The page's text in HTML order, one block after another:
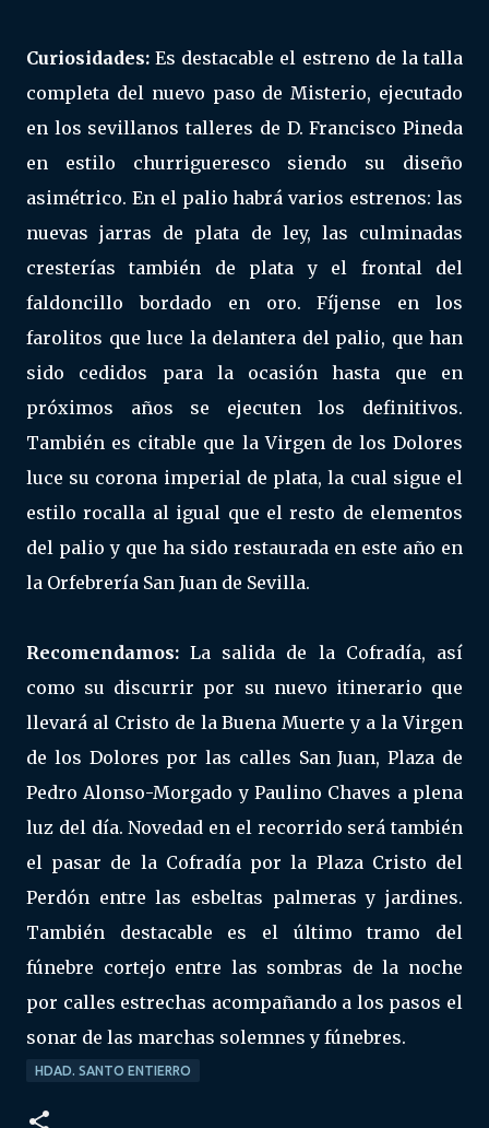
Curiosidades:Es destacable el estreno de la talla
completa del nuevo paso de Misterio, ejecutado
en los sevillanos talleres de D. Francisco Pineda
en estilo churrigueresco siendo su diseño
asimétrico. En el palio habrá varios estrenos: las
nuevas jarras de plata de ley, las culminadas
cresterías también de plata y el frontal del
faldoncillo bordado en oro. Fíjense en los
farolitos que luce la delantera del palio, que han
sido cedidos para la ocasión hasta que en
próximos años se ejecuten los definitivos.
También es citable que la Virgen de los Dolores
luce su corona imperial de plata, la cual sigue el
estilo rocalla al igual que el resto de elementos
del palio y que ha sido restaurada en este año en
la Orfebrería San Juan de Sevilla.
Recomendamos: La salida de la Cofradía, así
como su discurrir por su nuevo itinerario que
llevará al Cristo de la Buena Muerte y a la Virgen
de los Dolores por las calles San Juan, Plaza de
Pedro Alonso-Morgado y Paulino Chaves a plena
luz del día. Novedad en el recorrido será también
el pasar de la Cofradía por la Plaza Cristo del
Perdón entre las esbeltas palmeras y jardines.
También destacable es el último tramo del
fúnebre cortejo entre las sombras de la noche
por calles estrechas acompañando a los pasos el
sonar de las marchas solemnes y fúnebres.
HDAD. SANTO ENTIERRO